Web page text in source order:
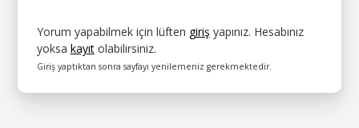
Yorum yapabilmek için lüften giriş yapınız. Hesabınız
yoksa kayıtolabilirsiniz.
Giriş yaptıktan sonra sayfayı yenilemeniz gerekmektedir.